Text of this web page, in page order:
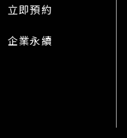
立即預約
企業永續